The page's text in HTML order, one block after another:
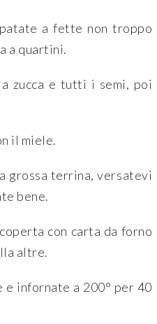
a fette non troppo
a quartini.
zucca e tutti i semi, poi
il miele.
grossa terrina, versatevi
bene.
con carta da forno
altre.
infornate a 200° per 40